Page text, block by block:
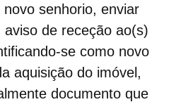
senhorio, enviar
de receção ao(s)
se como novo
aquisição do imóvel,
documento que